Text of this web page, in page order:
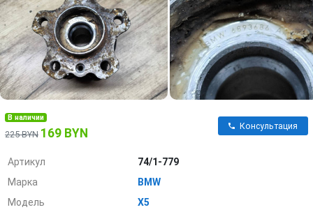
В наличии
225 BYN 169 BYN
Консультация
Артикул
74/1-779
Марка
BMW
Модель
X5